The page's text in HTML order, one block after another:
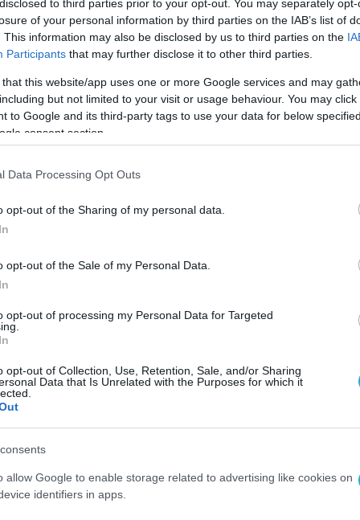
to third parties prior to your opt-out. You may separately
of your personal information by third parties on the IAB’s list of
This information may also be disclosed by us to third parties on the
Participants that may further disclose it to other third parties.
that this website/app uses one or more Google services and may
but not limited to your visit or usage behaviour. You may
to Google and its third-party tags to use your data for below
consent section.
Data Processing Opt Outs
opt-out of the Sharing of my personal data.
opt-out of the Sale of my Personal Data.
opt-out of processing my Personal Data for Targeted
opt-out of Collection, Use, Retention, Sale, and/or Sharing
Data that Is Unrelated with the Purposes for which it
allow Google to enable storage related to advertising like cookies on
identifiers in apps.
κοινό ότι η θυγατρική της εταιρεία
απόκτηση του 40% του μετοχικού κεφαλαίου
στον χώρο της χονδρικής και λιανικής
με την οριστική συμφωνία που θα
ο νομικός, οικονομικός &